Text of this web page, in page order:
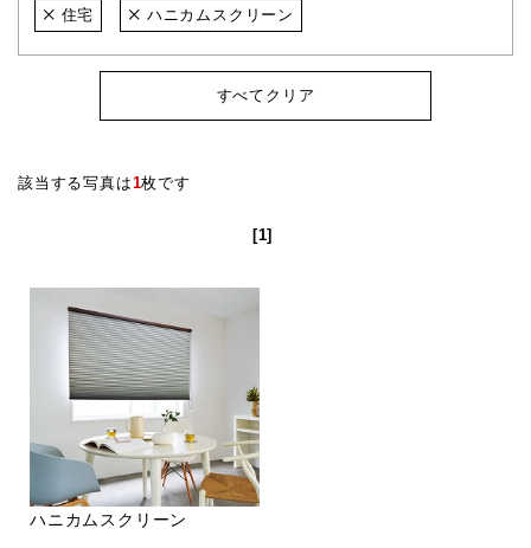
住宅 ハニカムスクリーン
すべてクリア
該当する写真は1枚です
[1]
ハニカムスクリーン